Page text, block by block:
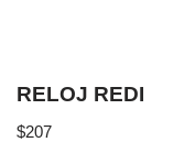
RELOJ REDI
$207